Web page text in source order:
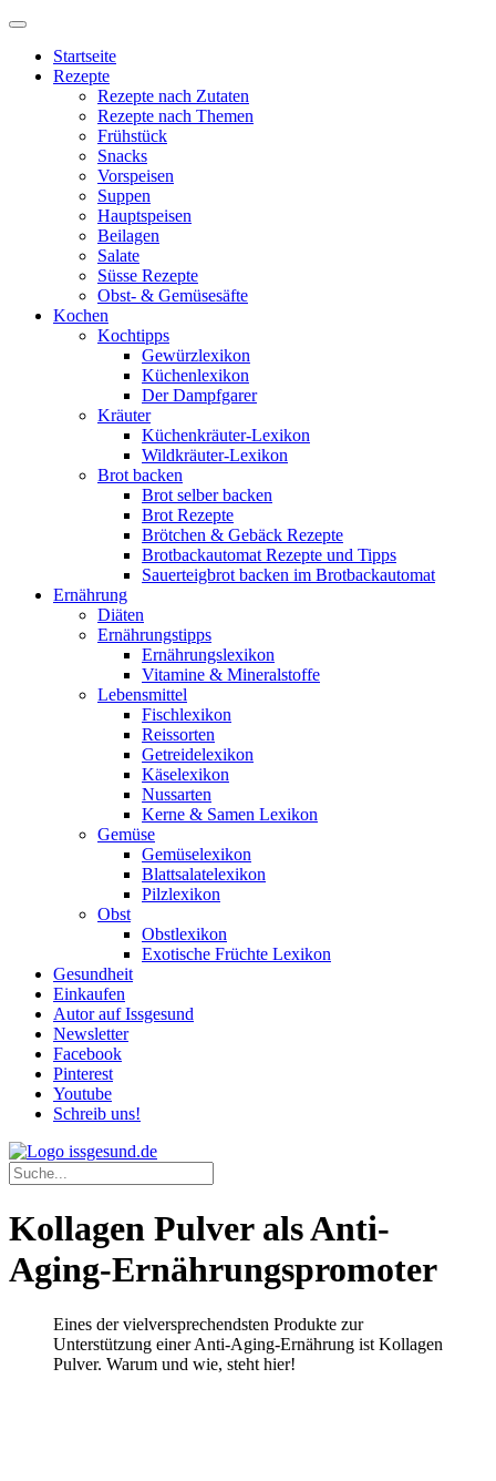
Startseite
Rezepte
Rezepte nach Zutaten
Rezepte nach Themen
Frühstück
Snacks
Vorspeisen
Suppen
Hauptspeisen
Beilagen
Salate
Süsse Rezepte
Obst- & Gemüsesäfte
Kochen
Kochtipps
Gewürzlexikon
Küchenlexikon
Der Dampfgarer
Kräuter
Küchenkräuter-Lexikon
Wildkräuter-Lexikon
Brot backen
Brot selber backen
Brot Rezepte
Brötchen & Gebäck Rezepte
Brotbackautomat Rezepte und Tipps
Sauerteigbrot backen im Brotbackautomat
Ernährung
Diäten
Ernährungstipps
Ernährungslexikon
Vitamine & Mineralstoffe
Lebensmittel
Fischlexikon
Reissorten
Getreidelexikon
Käselexikon
Nussarten
Kerne & Samen Lexikon
Gemüse
Gemüselexikon
Blattsalatelexikon
Pilzlexikon
Obst
Obstlexikon
Exotische Früchte Lexikon
Gesundheit
Einkaufen
Autor auf Issgesund
Newsletter
Facebook
Pinterest
Youtube
Schreib uns!
Kollagen Pulver als Anti-
Aging-Ernährungspromoter
Eines der vielversprechendsten Produkte zur
Unterstützung einer Anti-Aging-Ernährung ist Kollagen
Pulver. Warum und wie, steht hier!